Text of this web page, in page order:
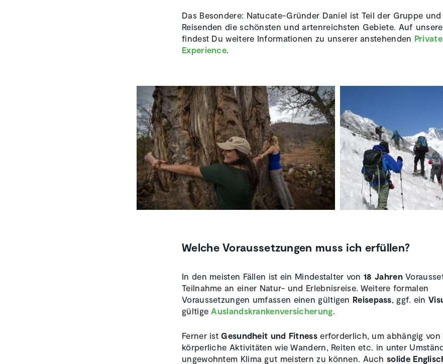
Das Besondere: Natucate-Gründer Daniel ist Teil der Gruppe
Reisenden die schönsten und artenreichsten Gebiete. Auf
findest Du weitere Informationen zu unserer anstehenden
Experience.
Welche Voraussetzungen muss ich erfüllen?
In den meisten Fällen ist ein Mindestalter von18 Jahren
Teilnahme an einer Natur- und Erlebnisreise. Weitere formalen
Voraussetzungen umfassen einen gültigen Reisepass, ggf. ein
gültigeAuslandskrankenversicherung.
Ferner istGesundheit und Fitnesserforderlich, um abhängig von
körperliche Aktivitäten wie Wandern, Reiten etc. in unter
ungewohntem Klima gut meistern zu können. Auchsolide